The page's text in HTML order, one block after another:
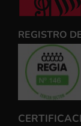
REGISTRO